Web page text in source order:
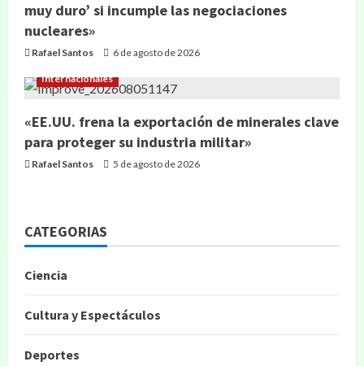
muy duro’ si incumple las negociaciones
nucleares»
Rafael Santos 6 de agosto de 2026
Internacionales
«EE.UU. frena la exportación de minerales clave
para proteger su industria militar»
Rafael Santos 5 de agosto de 2026
CATEGORIAS
Ciencia
Cultura y Espectáculos
Deportes